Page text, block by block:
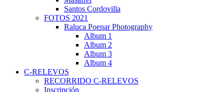
Santos Cordovilla
FOTOS 2021
Raluca Poenar Photography
Album 1
Album 2
Album 3
Album 4
C-RELEVOS
RECORRIDO C-RELEVOS
Inscripción